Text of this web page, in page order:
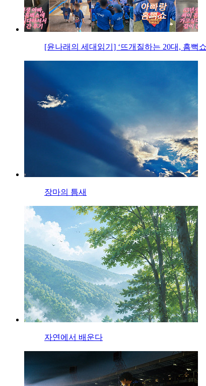
[윤나래의 세대읽기] ‘뜨개질하는 20대, 흠뻑
장마의 틈새
자연에서 배운다